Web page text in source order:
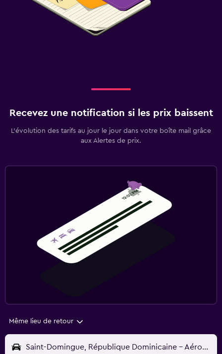
Recevez une notification si les prix baissent
L’évolution des tarifs au jour le jour dans votre boîte mail grâce
aux Alertes de prix.
Même lieu de retour
Saint-Domingue, République Dominicaine - Aéroport Intl Las Américas (SDQ)